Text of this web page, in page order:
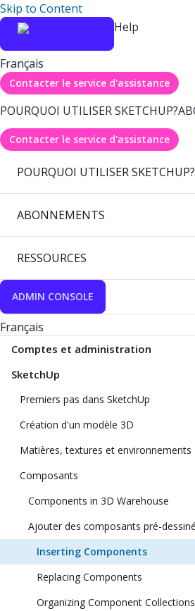
Skip to Content
Help
Français
Contacter le service d'assistance
POURQUOI UTILISER SKETCHUP?
Contacter le service d'assistance
POURQUOI UTILISER SKETCHUP?
ABONNEMENTS
RESSOURCES
ADMIN CONSOLE
Français
Comptes et administration
SketchUp
Premiers pas dans SketchUp
Création d'un modèle 3D
Matières, textures et environnements
Composants
Components in 3D Warehouse
Inserting Components
Replacing Components
Organizing Component Collections